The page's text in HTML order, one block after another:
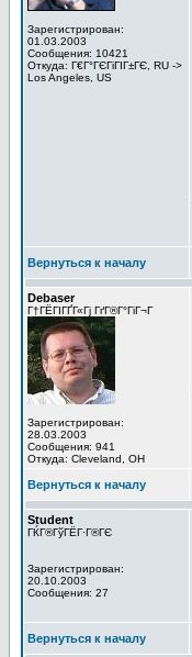
Зарегистрирован:
01.03.2003
Сообщения: 10421
Откуда: Г€Г°ГЄГіГІГ±ГЄ, RU ->
Los Angeles, US
Вернуться к началу
Debaser
Г†ГЁГІГҐГ«Гј ГґГ®Г°ГіГ¬Г
Зарегистрирован:
28.03.2003
Сообщения: 941
Откуда: Cleveland, OH
Вернуться к началу
Student
ГЌГ®ГўГЁГ·Г®ГЄ
Зарегистрирован:
20.10.2003
Сообщения: 27
Вернуться к началу